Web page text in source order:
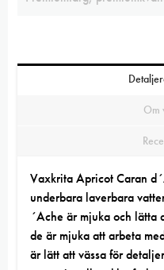
Om
Vaxkrita Apricot Caran
underbara laverbara
´Ache är mjuka och lätta
de är mjuka att arbeta
är lätt att vässa för